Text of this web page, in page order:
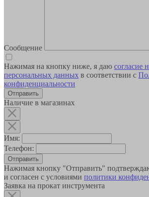
Сообщение
Нажимая на кнопку ниже, я даю согласие
персональных данных в соответствии с
конфиденциальности
Наличие в магазинах
Имя:
Телефон:
Отправить
Нажимая кнопку "Отправить"
и согласен с условиями политики
Заявка на прокат инструмента